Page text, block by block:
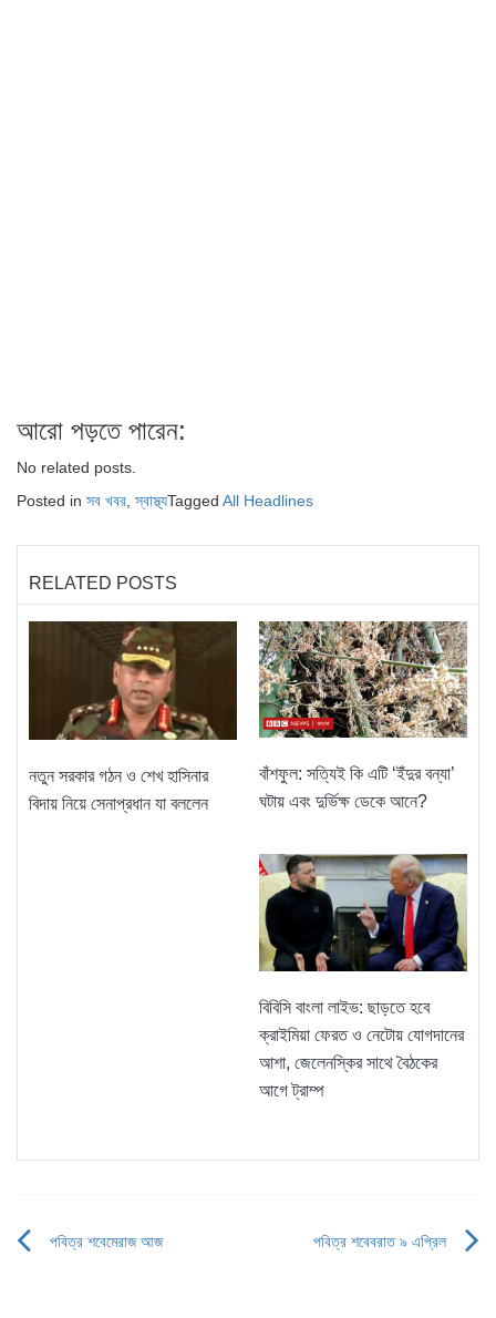
আরো পড়তে পারেন:
No related posts.
Posted in সব খবর ,স্বাস্থ্যTagged All Headlines
RELATED POSTS
নতুন সরকার গঠন ও শেখ হাসিনার
বিদায় নিয়ে সেনাপ্রধান যা বললেন
বাঁশফুল: সত্যিই কি এটি ‘ইঁদুর বন্যা’
ঘটায় এবং দুর্ভিক্ষ ডেকে আনে?
বিবিসি বাংলা লাইভ: ছাড়তে হবে
ক্রাইমিয়া ফেরত ও নেটোয় যোগদানের
আশা, জেলেনস্কির সাথে বৈঠকের
আগে ট্রাম্প
পবিত্র শবেমেরাজ আজ পবিত্র শবেবরাত ৯ এপ্রিল